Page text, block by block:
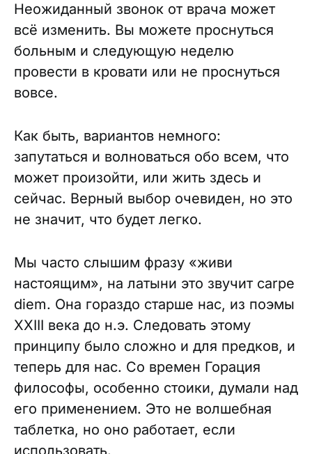
Неожиданный звонок от врача может
всё изменить. Вы можете проснуться
больным и следующую неделю
провести в кровати или не проснуться
вовсе.
Как быть, вариантов немного:
запутаться и волноваться обо всем, что
может произойти, или жить здесь и
сейчас. Верный выбор очевиден, но это
не значит, что будет легко.
Мы часто слышим фразу «живи
настоящим», на латыни это звучит carpe
diem. Она гораздо старше нас, из поэмы
XXIII века до н.э. Следовать этому
принципу было сложно и для предков, и
теперь для нас. Со времен Горация
философы, особенно стоики, думали над
его применением. Это не волшебная
таблетка, но оно работает, если
использовать.